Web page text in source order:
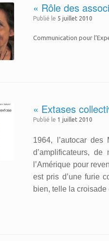
« Rôle des
Publié le 5 juillet 2010
Communication pour
« Extases
Publié le 1 juillet 2010
1964, l’autocar des
d’amplificateurs,
l’Amérique pour
est pris d’une furie
bien, telle la